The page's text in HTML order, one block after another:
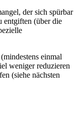
der sich spürbar
entgiften (über die
einmal
weniger reduzieren
(siehe nächsten